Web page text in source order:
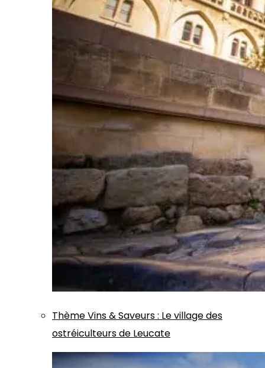
ThèmeVins & Saveurs: Le village des
ostréiculteurs de Leucate